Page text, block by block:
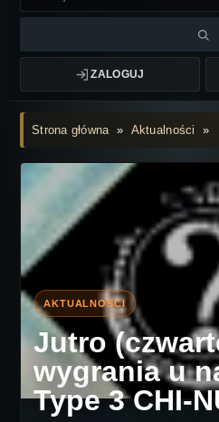
ZALOGUJ
Strona główna» Aktualności
Jutro
wygrania u
Type 3 CHI-